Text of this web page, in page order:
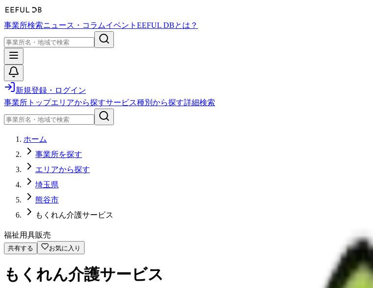
事業所検索ニュース・コラムイベント EEFUL DBとは？
新規登録・ログイン
事業所トップエリアから探すサービス種別から探す詳細検索
ホーム
事業所を探す
エリアから探す
埼玉県
熊谷市
もくれん介護サービス
福祉用具販売
共有する お気に入り
もくれん介護サービス